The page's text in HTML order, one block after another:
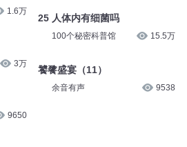
1.6万
3万
9650
25 人体内有细菌吗
100个秘密科普馆 15.5万
饕餮盛宴（11）
余音有声 9538